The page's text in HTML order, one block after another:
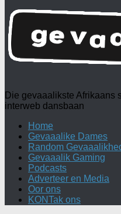
Die gevaaalikste Afrikaans
interweb dansbaan
Home
Gevaaalike Dames
Random
Gevaaalik Gaming
Podcasts
Adverteer en Media
Oor ons
KONTak ons